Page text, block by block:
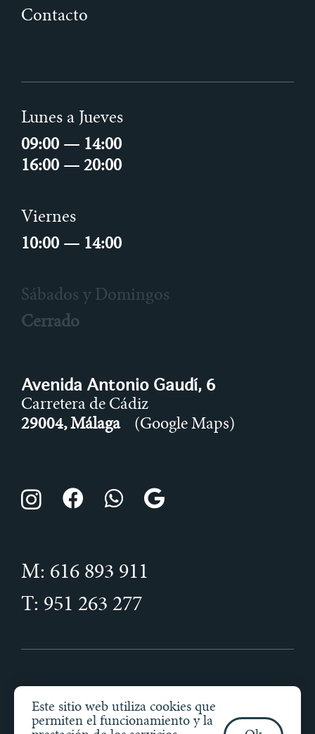
Contacto
Lunes a Jueves
09:00 — 14:00
16:00 — 20:00
Viernes
10:00 — 14:00
Sábados y Domingos
Cerrado
Avenida Antonio Gaudí, 6
Carretera de Cádiz
29004, Málaga
(Google Maps)
M: 616 893 911
T: 951 263 277
derechos reservados
Este sitio web utiliza cookies que
permiten el funcionamiento y la